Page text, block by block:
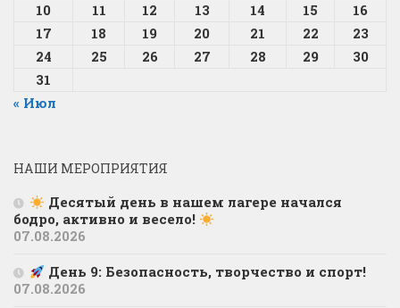
10
11 12 13 14 15
16
17
18 19 20 21 22
23
24
25 26 27 28 29
30
31
« Июл
НАШИ МЕРОПРИЯТИЯ
Десятый день в нашем лагере начался
бодро, активно и весело!
07.08.2026
День 9: Безопасность, творчество и спорт!
07.08.2026